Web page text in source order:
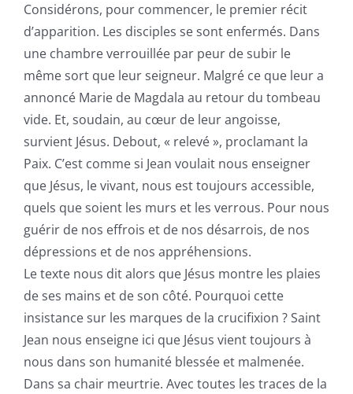
Considérons, pour commencer, le premier récit
d’apparition. Les disciples se sont enfermés. Dans
une chambre verrouillée par peur de subir le
même sort que leur seigneur. Malgré ce que leur a
annoncé Marie de Magdala au retour du tombeau
vide. Et, soudain, au cœur de leur angoisse,
survient Jésus. Debout, « relevé », proclamant la
Paix. C’est comme si Jean voulait nous enseigner
que Jésus, le vivant, nous est toujours accessible,
quels que soient les murs et les verrous. Pour nous
guérir de nos effrois et de nos désarrois, de nos
dépressions et de nos appréhensions.
Le texte nous dit alors que Jésus montre les plaies
de ses mains et de son côté. Pourquoi cette
insistance sur les marques de la crucifixion ? Saint
Jean nous enseigne ici que Jésus vient toujours à
nous dans son humanité blessée et malmenée.
Dans sa chair meurtrie. Avec toutes les traces de la